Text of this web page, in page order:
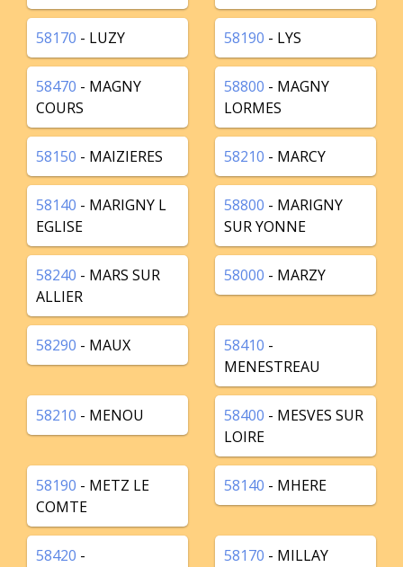
58170 - LUZY 58190 - LYS
58470 - MAGNY
COURS
58800 - MAGNY
LORMES
58150 - MAIZIERES 58210 - MARCY
58140 - MARIGNY L
EGLISE
58800 - MARIGNY
SUR YONNE
58240 - MARS SUR
ALLIER
58000 - MARZY
58290 - MAUX 58410 -
MENESTREAU
58210 - MENOU 58400 - MESVES SUR
LOIRE
58190 - METZ LE
COMTE
58140 - MHERE
58420 -
58170 - MILLAY